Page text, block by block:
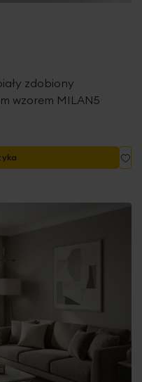
zdobiony
wzorem MILAN5